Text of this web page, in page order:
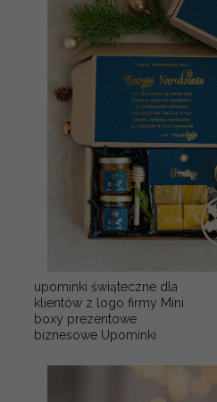
upominki świąteczne dla
klientów z logo firmy Mini
boxy prezentowe
biznesowe Upominki